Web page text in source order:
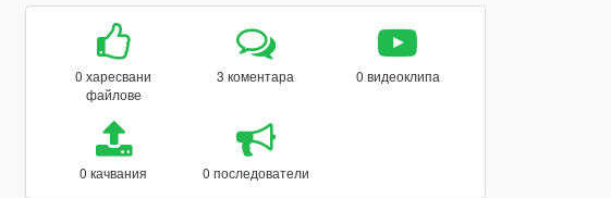
0 харесвани
файлове
3 коментара 0 видеоклипа
0 качвания 0 последователи